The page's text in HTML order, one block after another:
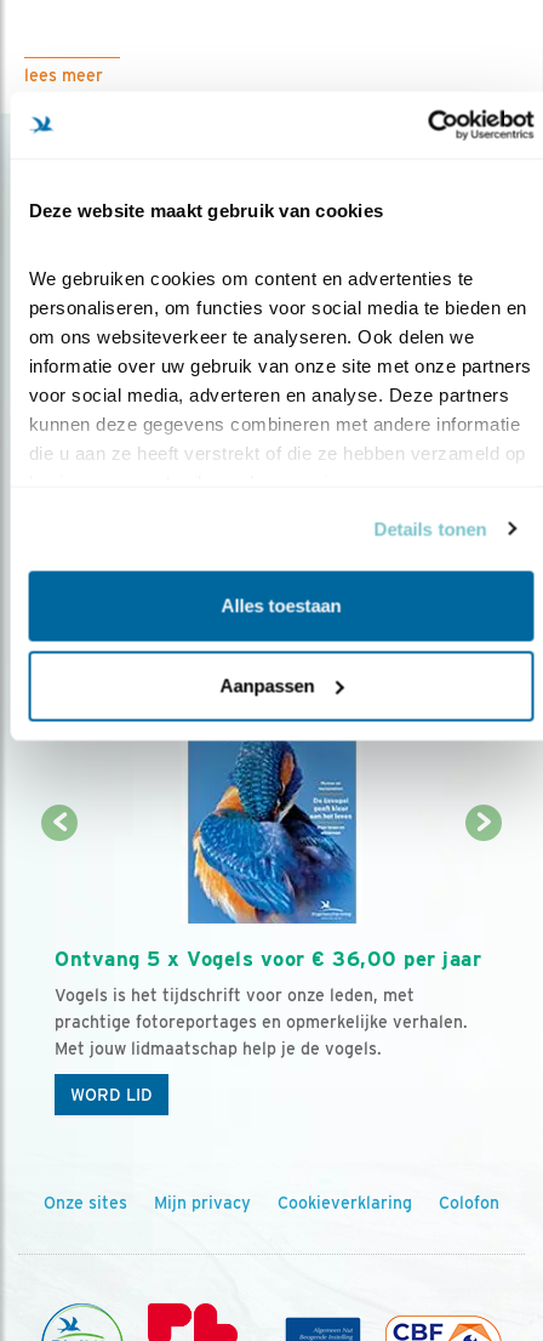
Deze website maakt gebruik van cookies
We gebruiken cookies om content en advertenties te
personaliseren, om functies voor social media te bieden en
om ons websiteverkeer te analyseren. Ook delen we
informatie over uw gebruik van onze site met onze partners
voor social media, adverteren en analyse. Deze partners
kunnen deze gegevens combineren met andere informatie
die u aan ze heeft verstrekt of die ze hebben verzameld op
Details tonen
Alles toestaan
Aanpassen
lees meer
Op de hoogte blijven?
Meld je aan en ontvang nieuws, inspiratie, acties en tips
over vogels en activiteiten van Vogelbescherming.
AANMELDEN VOGELNIEUWS
Ontvang 5 x Vogels voor € 36,00 per jaar
Vogels is het tijdschrift voor onze leden, met
prachtige fotoreportages en opmerkelijke verhalen.
Met jouw lidmaatschap help je de vogels.
WORD LID
Onze sites Mijn privacy Cookieverklaring Colofon